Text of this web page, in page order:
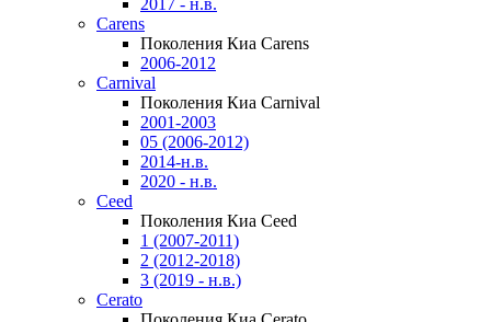
2017 - н.в.
Carens
Поколения Киа Carens
2006-2012
Carnival
Поколения Киа Carnival
2001-2003
05 (2006-2012)
2014-н.в.
2020 - н.в.
Ceed
Поколения Киа Ceed
1 (2007-2011)
2 (2012-2018)
3 (2019 - н.в.)
Cerato